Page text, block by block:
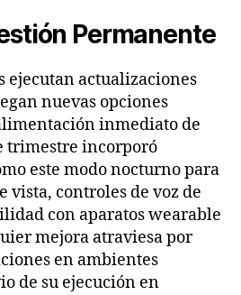
Permanente
ejecutan actualizaciones
nuevas opciones
inmediato de
trimestre incorporó
este modo nocturno para
controles de voz de
con aparatos wearable
mejora atraviesa por
en ambientes
de su ejecución en